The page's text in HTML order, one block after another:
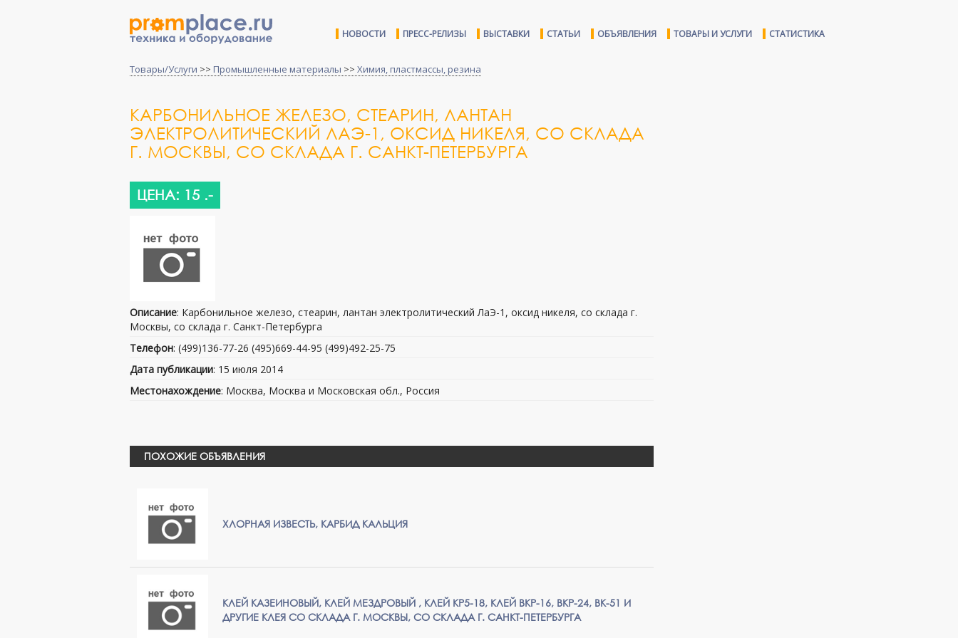
НОВОСТИ ПРЕСС-РЕЛИЗЫ ВЫСТАВКИ СТАТЬИ ОБЪЯВЛЕНИЯ ТОВАРЫ И УСЛУГИ СТАТИСТИКА
Товары/Услуги >> Промышленные материалы >> Химия, пластмассы, резина
КАРБОНИЛЬНОЕ ЖЕЛЕЗО, СТЕАРИН, ЛАНТАН
ЭЛЕКТРОЛИТИЧЕСКИЙ ЛАЭ-1, ОКСИД НИКЕЛЯ, СО СКЛАДА
Г. МОСКВЫ, СО СКЛАДА Г. САНКТ-ПЕТЕРБУРГА
ЦЕНА: 15 .-
Описание: Карбонильное железо, стеарин, лантан электролитический ЛаЭ-1, оксид никеля, со склада г.
Москвы, со склада г. Санкт-Петербурга
Телефон: (499)136-77-26 (495)669-44-95 (499)492-25-75
Дата публикации: 15 июля 2014
Местонахождение: Москва, Москва и Московская обл., Россия
ПОХОЖИЕ ОБЪЯВЛЕНИЯ
ХЛОРНАЯ ИЗВЕСТЬ, КАРБИД КАЛЬЦИЯ
КЛЕЙ КАЗЕИНОВЫЙ, КЛЕЙ МЕЗДРОВЫЙ , КЛЕЙ КР5-18, КЛЕЙ ВКР-16, ВКР-24, ВК-51 И
ДРУГИЕ КЛЕЯ СО СКЛАДА Г. МОСКВЫ, СО СКЛАДА Г. САНКТ-ПЕТЕРБУРГА